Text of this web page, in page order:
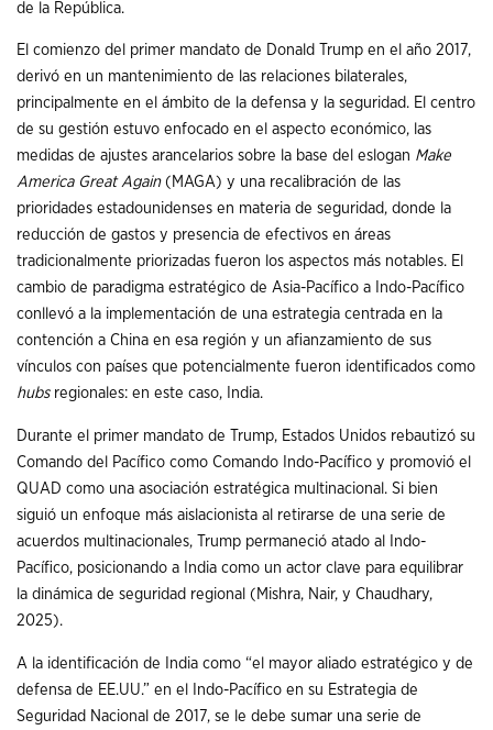
de la República.
El comienzo del primer mandato de Donald Trump en el año 2017,
derivó en un mantenimiento de las relaciones bilaterales,
principalmente en el ámbito de la defensa y la seguridad. El centro
de su gestión estuvo enfocado en el aspecto económico, las
medidas de ajustes arancelarios sobre la base del eslogan Make
America Great Again(MAGA) y una recalibración de las
prioridades estadounidenses en materia de seguridad, donde la
reducción de gastos y presencia de efectivos en áreas
tradicionalmente priorizadas fueron los aspectos más notables. El
cambio de paradigma estratégico de Asia-Pacífico a Indo-Pacífico
conllevó a la implementación de una estrategia centrada en la
contención a China en esa región y un afianzamiento de sus
vínculos con países que potencialmente fueron identificados como
hubsregionales: en este caso, India.
Durante el primer mandato de Trump, Estados Unidos rebautizó su
Comando del Pacífico como Comando Indo-Pacífico y promovió el
QUAD como una asociación estratégica multinacional. Si bien
siguió un enfoque más aislacionista al retirarse de una serie de
acuerdos multinacionales, Trump permaneció atado al Indo-
Pacífico, posicionando a India como un actor clave para equilibrar
la dinámica de seguridad regional (Mishra, Nair, y Chaudhary,
2025).
A la identificación de India como “el mayor aliado estratégico y de
defensa de EE.UU.” en el Indo-Pacífico en su Estrategia de
Seguridad Nacional de 2017, se le debe sumar una serie de